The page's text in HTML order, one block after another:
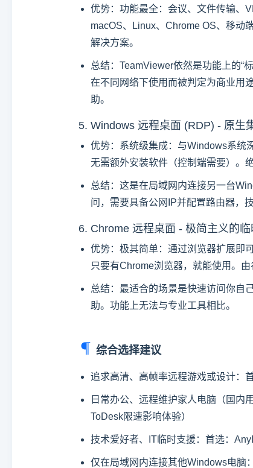
优势：功能最全：会议、文件传输、
macOS、Linux、Chrome OS、移动
解决方案。
总结：TeamViewer依然是功能上的“
在不同网络下使用而被判定为商业用
助。
5. Windows 远程桌面 (RDP) - 原生
优势：系统级集成：与Windows系统
无需额外安装软件（控制端需要）。
总结：这是在局域网内连接另一台
问，需要具备公网IP并配置路由器，
6. Chrome 远程桌面 - 极简主义的
优势：极其简单：通过浏览器扩展即
只要有Chrome浏览器，就能使用。
总结：最适合的场景是快速访问你自
助。功能上无法与专业工具相比。
综合选择建议
追求高清、高帧率远程游戏或设计：
日常办公、远程维护家人电脑（国内
ToDesk限速影响体验）
技术爱好者、IT临时支援：首选：
仅在局域网内连接其他Windows电脑